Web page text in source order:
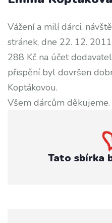
Vážení a milí dárci,
stránek, dne 22. 12.
288 Kč na účet
přispění byl dovršen
Koptákovou.
Všem dárcům děkujeme.
Tato sbírka